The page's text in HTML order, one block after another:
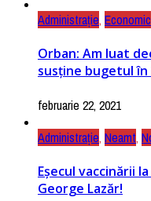
Administrație, Economic
Orban: Am luat
susține bugetul
februarie 22, 2021
Administrație, Neamt,
Eșecul vaccinării
George Lazăr!